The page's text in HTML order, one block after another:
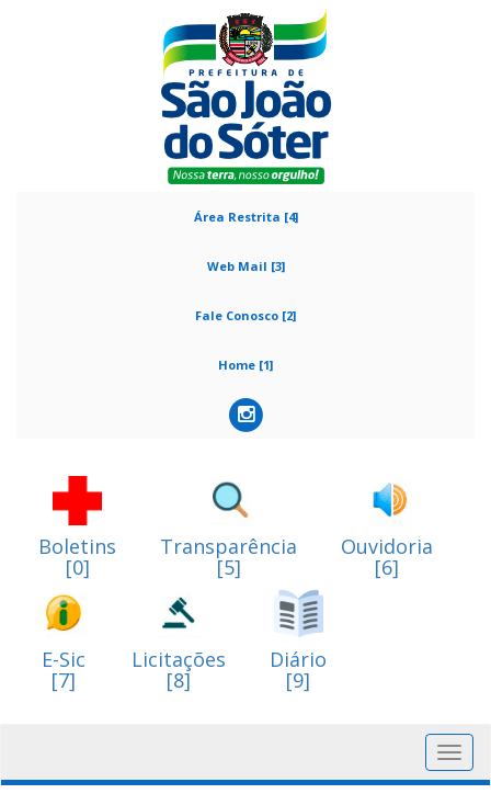
Área Restrita [4]
Web Mail [3]
Fale Conosco [2]
Home [1]
Boletins
[0]
Transparência
[5]
Ouvidoria
[6]
E-Sic
[7]
Licitações
[8]
Diário
[9]